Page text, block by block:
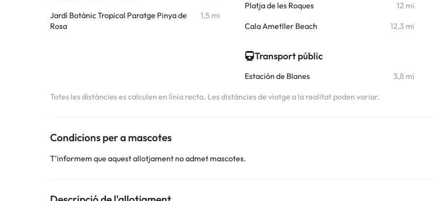
Jardí Botànic Tropical Paratge Pinya de
Rosa
1,5 mi
Platja de les Roques 12 mi
Cala Ametller Beach 12,3 mi
Transport públic
Estación de Blanes 3,8 mi
Totes les distàncies es calculen en línia recta. Les distàncies de viatge a la realitat poden variar.
Condicions per a mascotes
T'informem que aquest allotjament no admet mascotes.